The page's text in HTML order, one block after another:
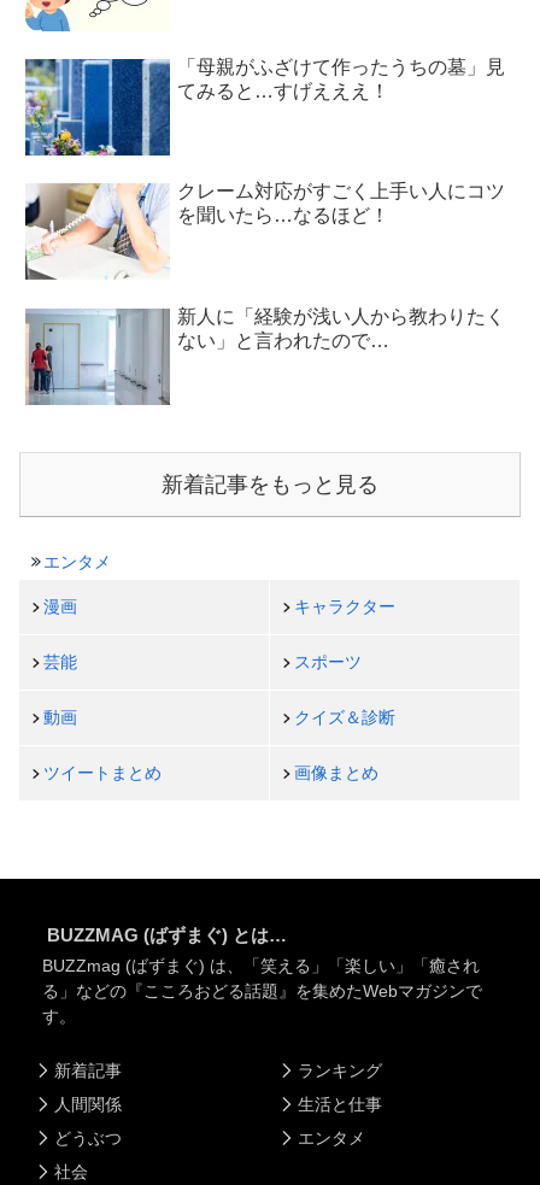
「母親がふざけて作ったうちの墓」見
てみると…すげえええ！
クレーム対応がすごく上手い人にコツ
を聞いたら…なるほど！
新人に「経験が浅い人から教わりたく
ない」と言われたので…
新着記事をもっと見る
エンタメ
漫画 キャラクター
芸能 スポーツ
動画 クイズ＆診断
ツイートまとめ 画像まとめ
BUZZMAG (ばずまぐ) とは…
BUZZmag (ばずまぐ) は、「笑える」「楽しい」「癒され
る」などの『こころおどる話題』を集めたWebマガジンで
す。
新着記事
人間関係
どうぶつ
社会
ランキング
生活と仕事
エンタメ